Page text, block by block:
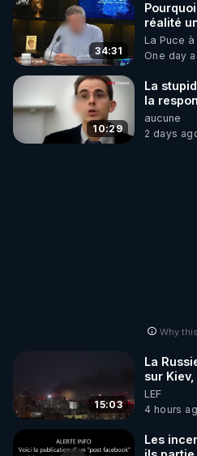
34:31
réalité
on
La Puce
One day
10:29
La
la
carbone.
aucune
2 days
Why
15:03
La
sur
faiblesse
LEF
4 hours
Les